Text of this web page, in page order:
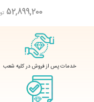
52,899,200
خدمات پس از فروش در کلیه شعب